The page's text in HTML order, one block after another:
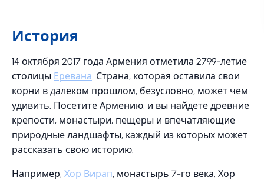
История
14 октября 2017 года Армения отметила 2799-летие
столицы Еревана. Страна, которая оставила свои
корни в далеком прошлом, безусловно, может чем
удивить. Посетите Армению, и вы найдете древние
крепости, монастыри, пещеры и впечатляющие
природные ландшафты, каждый из которых может
рассказать свою историю.
Например, Хор Вирап, монастырь 7-го века. Хор